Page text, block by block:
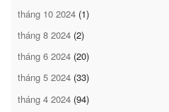
tháng 10 2024 (1)
tháng 8 2024 (2)
tháng 6 2024 (20)
tháng 5 2024 (33)
tháng 4 2024 (94)